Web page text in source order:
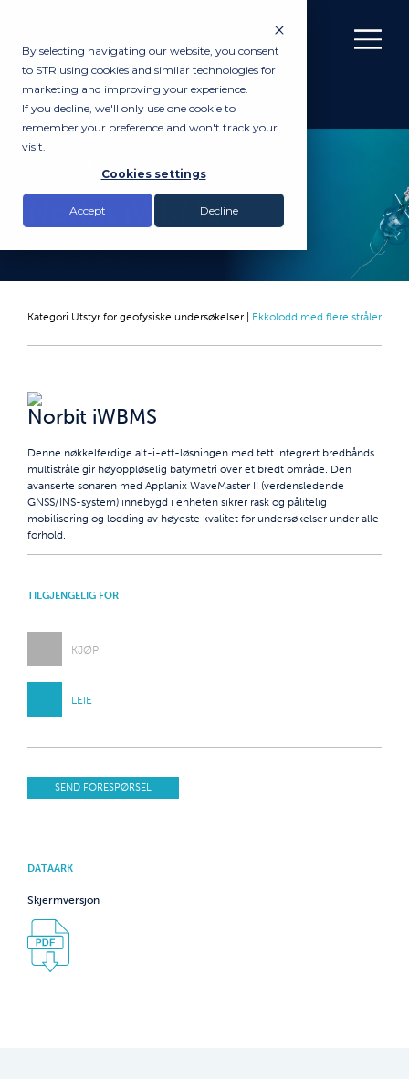
By selecting navigating our website, you consent
to STR using cookies and similar technologies for
marketing and improving your experience.
If you decline, we'll only use one cookie to
remember your preference and won't track your
visit.
Cookies settings
Accept Decline
Norbit iWBMS
Kategori Utstyr for geofysiske undersøkelser Ekkolodd med flere stråler
Norbit iWBMS
Denne nøkkelferdige alt-i-ett-løsningen med tett integrert bredbånds
multistråle gir høyoppløselig batymetri over et bredt område. Den
avanserte sonaren med Applanix WaveMaster II (verdensledende
GNSS/INS-system) innebygd i enheten sikrer rask og pålitelig
mobilisering og lodding av høyeste kvalitet for undersøkelser under alle
forhold.
TILGJENGELIG FOR
KJØP
LEIE
SEND FORESPØRSEL
DATAARK
Skjermversjon